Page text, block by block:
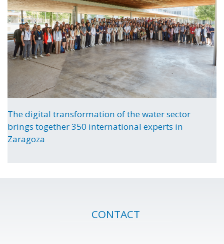
The digital transformation of the water sector
brings together 350 international experts in
Zaragoza
CONTACT